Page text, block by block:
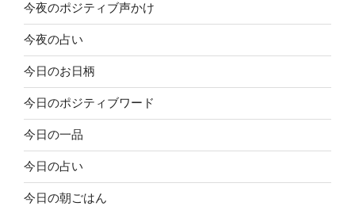
今夜のポジティブ声かけ
今夜の占い
今日のお日柄
今日のポジティブワード
今日の一品
今日の占い
今日の朝ごはん